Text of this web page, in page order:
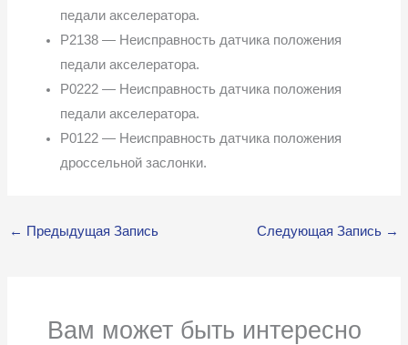
педали акселератора.
P2138 — Неисправность датчика положения
педали акселератора.
P0222 — Неисправность датчика положения
педали акселератора.
P0122 — Неисправность датчика положения
дроссельной заслонки.
← Предыдущая Запись Следующая Запись →
Вам может быть интересно